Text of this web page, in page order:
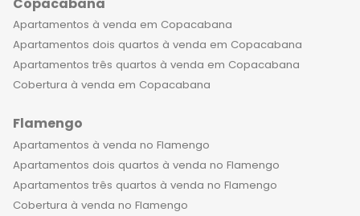
verdadeiro oásis urbano. Além disso, o
bairro conta com uma excelente
localização e facilidades de acesso,
proporcionando comodidade e
praticidade no seu dia a dia.
preocupações das famílias que
buscam por um lar de luxo. Os
condomínios no Jardim Botânico
oferecem sistemas de segurança
avançados, incluindo câmeras de
Apartamentos à venda em Copacabana
Apartamentos dois quartos à venda em Copacabana
Apartamentos três quartos à venda em Copacabana
Cobertura à venda em Copacabana
Flamengo
Apartamentos à venda no Flamengo
Apartamentos dois quartos à venda no Flamengo
Apartamentos três quartos à venda no Flamengo
Cobertura à venda no Flamengo